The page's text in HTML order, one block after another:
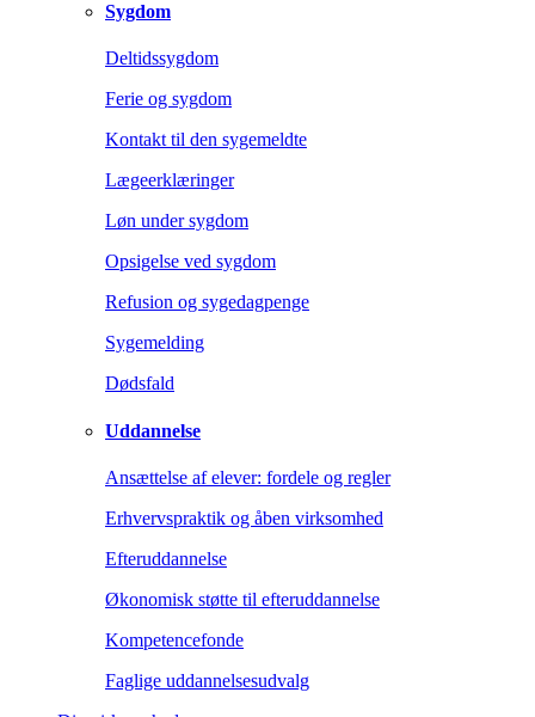
Sygdom
Deltidssygdom
Ferie og sygdom
Kontakt til den sygemeldte
Lægeerklæringer
Løn under sygdom
Opsigelse ved sygdom
Refusion og sygedagpenge
Sygemelding
Dødsfald
Uddannelse
Ansættelse af elever: fordele og regler
Erhvervspraktik og åben virksomhed
Efteruddannelse
Økonomisk støtte til efteruddannelse
Kompetencefonde
Faglige uddannelsesudvalg